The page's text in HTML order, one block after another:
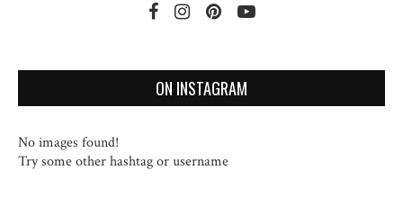
ON INSTAGRAM
No images found!
Try some other hashtag or username